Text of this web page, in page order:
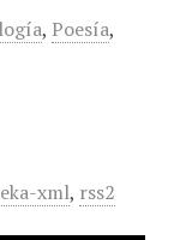
, Poesía,
xml, rss2